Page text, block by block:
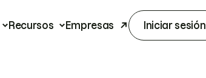
Recursos Empresas Iniciar sesión